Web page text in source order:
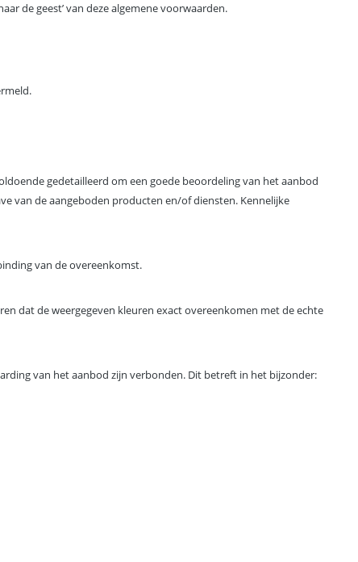
de geest’ van deze algemene voorwaarden.
gedetailleerd om een goede beoordeling van het aanbod
van de aangeboden producten en/of diensten. Kennelijke
van de overeenkomst.
dat de weergegeven kleuren exact overeenkomen met de echte
van het aanbod zijn verbonden. Dit betreft in het bijzonder: